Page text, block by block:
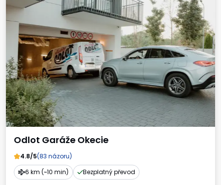
Odlot Garáže Okecie
4.8/5(83 názoru)
6 km (~10 min)
Bezplatný převod